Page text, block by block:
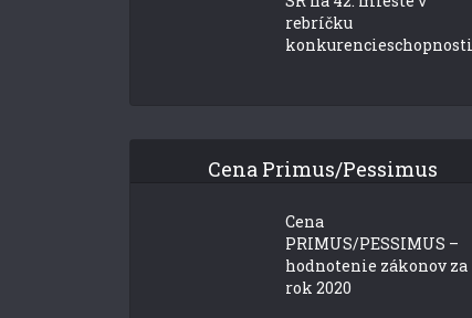
rebríčku
konkurencieschopnosti
Cena Primus/Pessimus
Cena
PRIMUS/PESSIMUS –
hodnotenie zákonov za
rok 2020